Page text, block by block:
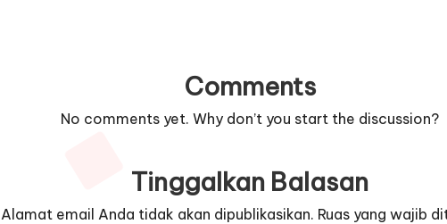
Comments
No comments yet. Why don’t you start the discussion?
Tinggalkan Balasan
Alamat email Anda tidak akan dipublikasikan. Ruas yang wajib